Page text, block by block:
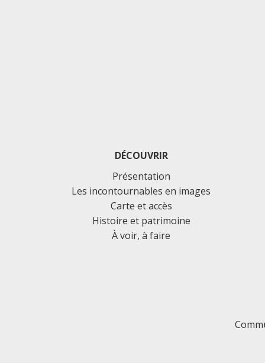
DÉCOUVRIR
Présentation
Les incontournables en images
Carte et accès
Histoire et patrimoine
À voir, à faire